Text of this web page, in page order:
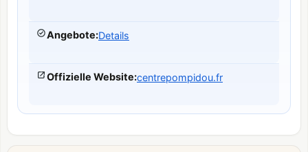
Angebote:Details
Offizielle Website:centrepompidou.fr